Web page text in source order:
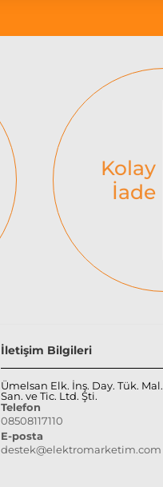
Kolay
İade
İletişim Bilgileri
Ümelsan Elk. İnş. Day. Tük. Mal.
San. ve Tic. Ltd. Şti.
Telefon
08508117110
E-posta
destek@elektromarketim.com